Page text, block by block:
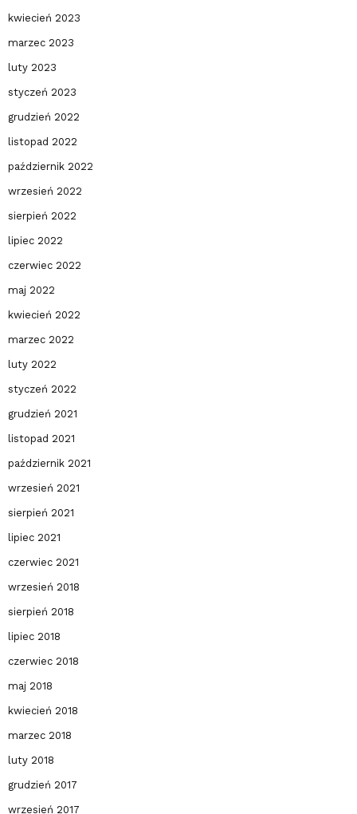
kwiecień 2023
marzec 2023
luty 2023
styczeń 2023
grudzień 2022
listopad 2022
październik 2022
wrzesień 2022
sierpień 2022
lipiec 2022
czerwiec 2022
maj 2022
kwiecień 2022
marzec 2022
luty 2022
styczeń 2022
grudzień 2021
listopad 2021
październik 2021
wrzesień 2021
sierpień 2021
lipiec 2021
czerwiec 2021
wrzesień 2018
sierpień 2018
lipiec 2018
czerwiec 2018
maj 2018
kwiecień 2018
marzec 2018
luty 2018
grudzień 2017
wrzesień 2017